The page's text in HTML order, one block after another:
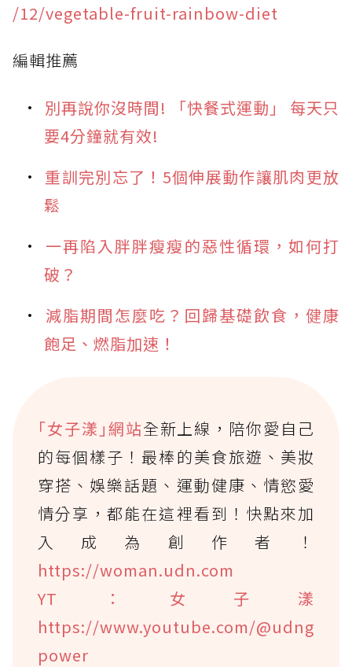
/12/vegetable-fruit-rainbow-diet
編輯推薦
別再說你沒時間! 「快餐式運動」 每天只
要4分鐘就有效!
重訓完別忘了！5個伸展動作讓肌肉更放
鬆
一再陷入胖胖瘦瘦的惡性循環，如何打
破？
減脂期間怎麼吃？回歸基礎飲食，健康
飽足、燃脂加速！
｢女子漾｣網站全新上線，陪你愛自己
的每個樣子！最棒的美食旅遊、美妝
穿搭、娛樂話題、運動健康、情慾愛
情分享，都能在這裡看到！快點來加
入成為創作者！
https://woman.udn.com
YT：女子漾
https://www.youtube.com/@udng
power